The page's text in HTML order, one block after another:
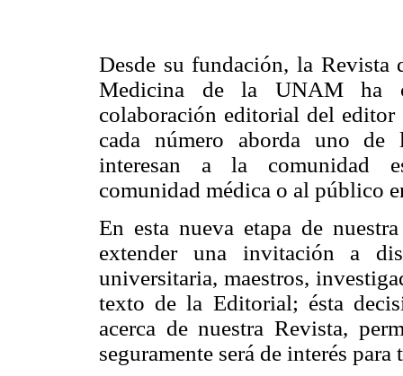
Desde su fundación, la Revista
Medicina de la UNAM ha
colaboración editorial del editor
cada número aborda uno de
interesan a la comunidad
comunidad médica o al público
En esta nueva etapa de
extender una invitación a
universitaria, maestros,
texto de la Editorial; ésta
acerca de nuestra Revista,
seguramente será de interés